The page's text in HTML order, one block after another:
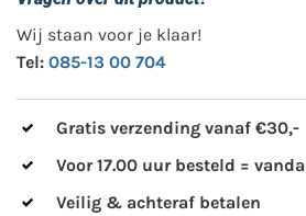
Wij staan voor je klaar!
Tel: 085-13 00 704
Gratis verzending vanaf €30,-
Voor 17.00 uur besteld =
Veilig & achteraf betalen